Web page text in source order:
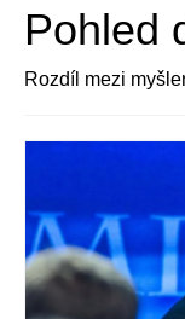
Politika očima
E-booky
Jak pracovat
Pohled
Rozdíl mezi